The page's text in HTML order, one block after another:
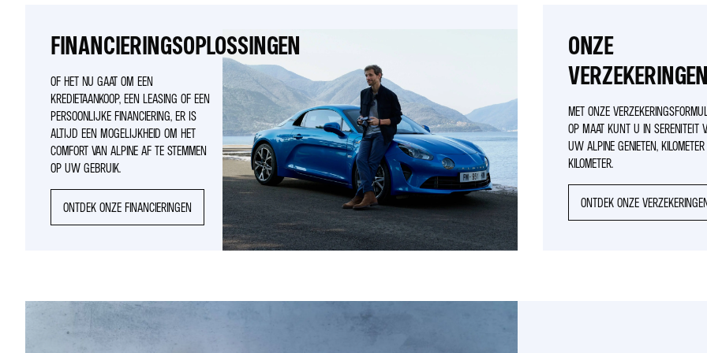
FINANCIERINGSOPLOSSINGEN
OF HET NU GAAT OM EEN
KREDIETAANKOOP, EEN LEASING OF EEN
PERSOONLIJKE FINANCIERING, ER IS
ALTIJD EEN MOGELIJKHEID OM HET
COMFORT VAN ALPINE AF TE STEMMEN
OP UW GEBRUIK.
ONTDEK ONZE FINANCIERINGEN
ONZE
MET ONZE
OP MAAT KUNT U IN SERENITEIT
UW ALPINE GENIETEN,
KILOMETER.
ONTDEK ONZE